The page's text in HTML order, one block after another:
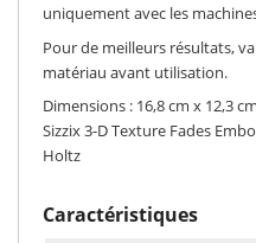
uniquement avec les
Pour de meilleurs résultats,
matériau avant utilisation.
Dimensions : 16,8 cm x 12,3
Sizzix 3-D Texture Fades
Holtz
Caractéristiques